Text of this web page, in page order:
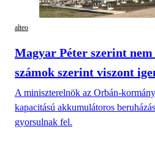
alteo
Magyar Péter szerint
számok szerint viszont
A miniszterelnök az Orbán-
kapacitású akkumulátoros
gyorsulnak fel.